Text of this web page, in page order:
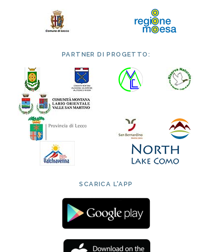
PARTNER DI PROGETTO:
SCARICA L'APP